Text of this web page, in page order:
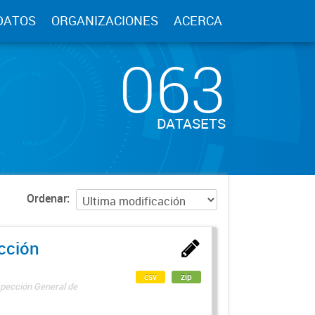
ORGANIZACIONES ACERCA
063
DATASETS
Ordenar
General de
csv zip